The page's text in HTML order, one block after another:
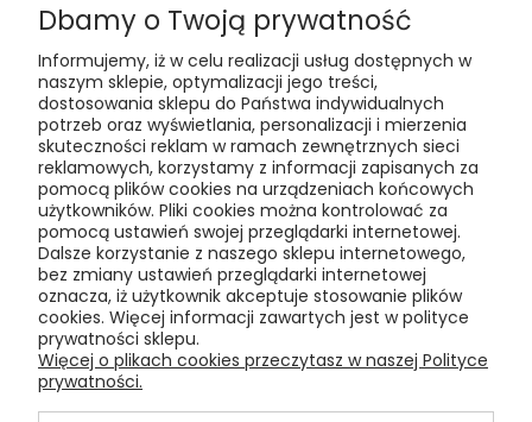
44,91 zł
Cena regularna: 49,90 zł
Najniższa cena z 30 dni przed obniżką:44,91 zł
Do koszyka
Dbamy o Twoją prywatność
Informujemy, iż w celu realizacji usług dostępnych w
naszym sklepie, optymalizacji jego treści,
dostosowania sklepu do Państwa indywidualnych
potrzeb oraz wyświetlania, personalizacji i mierzenia
skuteczności reklam w ramach zewnętrznych sieci
reklamowych, korzystamy z informacji zapisanych za
pomocą plików cookies na urządzeniach końcowych
użytkowników. Pliki cookies można kontrolować za
pomocą ustawień swojej przeglądarki internetowej.
Dalsze korzystanie z naszego sklepu internetowego,
bez zmiany ustawień przeglądarki internetowej
oznacza, iż użytkownik akceptuje stosowanie plików
cookies. Więcej informacji zawartych jest w polityce
prywatności sklepu.
Więcej o plikach cookies przeczytasz w naszej Polityce
prywatności.